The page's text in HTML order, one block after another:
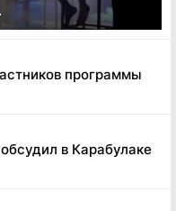
программы
в Карабулаке